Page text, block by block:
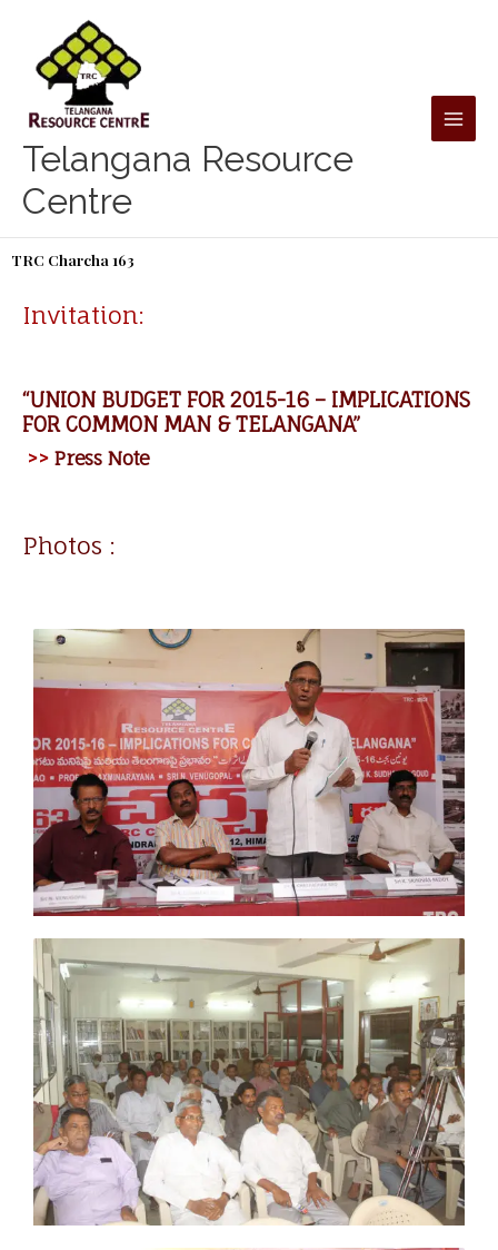
content
Telangana Resource
Centre
TRC Charcha 163
Invitation:
“UNION BUDGET FOR 2015-16 – IMPLICATIONS
FOR COMMON MAN & TELANGANA”
>> Press Note
Photos :